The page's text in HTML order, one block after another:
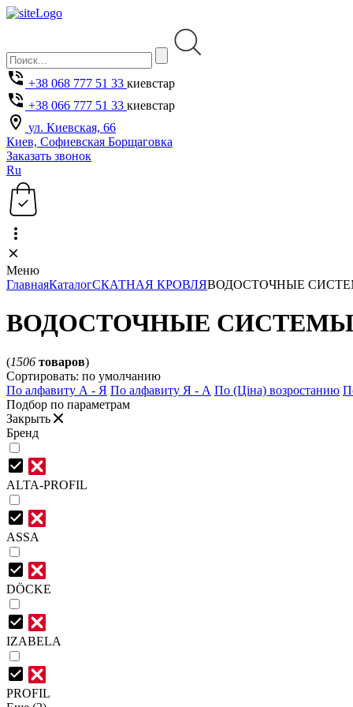
+38 068 777 51 33 киевстар
+38 066 777 51 33 киевстар
ул. Киевская, 66
Киев, Софиевская Борщаговка
Заказать звонок
Ru
Меню
ГлавнаяКаталогСКАТНАЯ КРОВЛЯВОДОСТОЧНЫЕ
ВОДОСТОЧНЫЕ СИСТЕМЫ
(1506 товаров)
Сортировать: по умолчанию
По алфавиту А - Я По алфавиту Я - А По (Ціна) возростанию
Подбор по параметрам
Закрыть
Бренд
ALTA-PROFIL
ASSA
DÖCKE
IZABELA
PROFIL